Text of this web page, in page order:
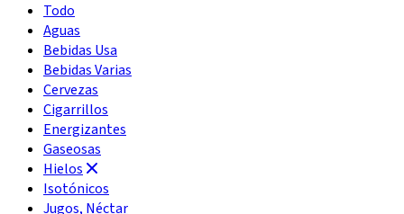
Todo
Aguas
Bebidas Usa
Bebidas Varias
Cervezas
Cigarrillos
Energizantes
Gaseosas
Hielos
Isotónicos
Jugos, Néctar